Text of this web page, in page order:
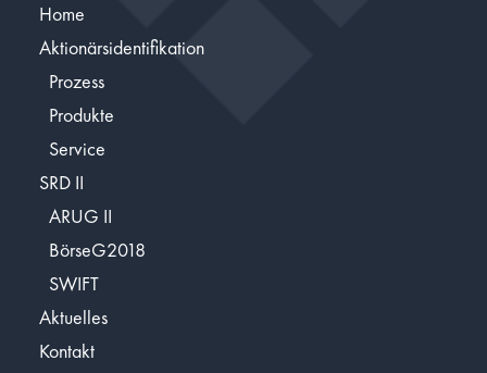
Home
Aktionärsidentifikation
Prozess
Produkte
Service
SRD II
ARUG II
BörseG2018
SWIFT
Aktuelles
Kontakt